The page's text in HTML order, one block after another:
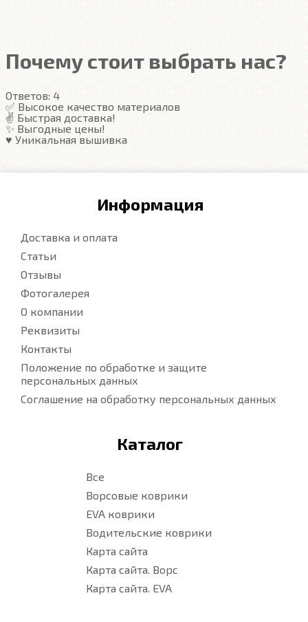
резиновых половичках, однако, её все равно
видно. ЕВА удобны тем, что их легко достать не
Подробнее
Почему стоит выбрать нас?
Ответов: 4
✅ Высокое качество материалов
✌️ Быстрая доставка!
✨ Выгодные цены!
♥️ Уникальная вышивка
Информация
Доставка и оплата
Статьи
Отзывы
Фотогалерея
О компании
Реквизиты
Контакты
Положение по обработке и защите
персональных данных
Соглашение на обработку персональных данных
Каталог
Все
Ворсовые коврики
EVA коврики
Водительские коврики
Карта сайта
Карта сайта. Ворс
Карта сайта. EVA